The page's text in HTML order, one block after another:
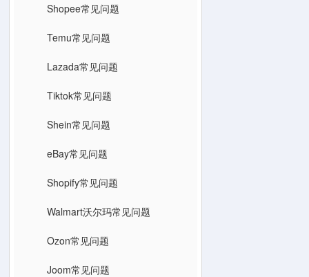
Shopee常见问题
Temu常见问题
Lazada常见问题
Tiktok常见问题
Shein常见问题
eBay常见问题
Shopify常见问题
Walmart沃尔玛常见问题
Ozon常见问题
Joom常见问题